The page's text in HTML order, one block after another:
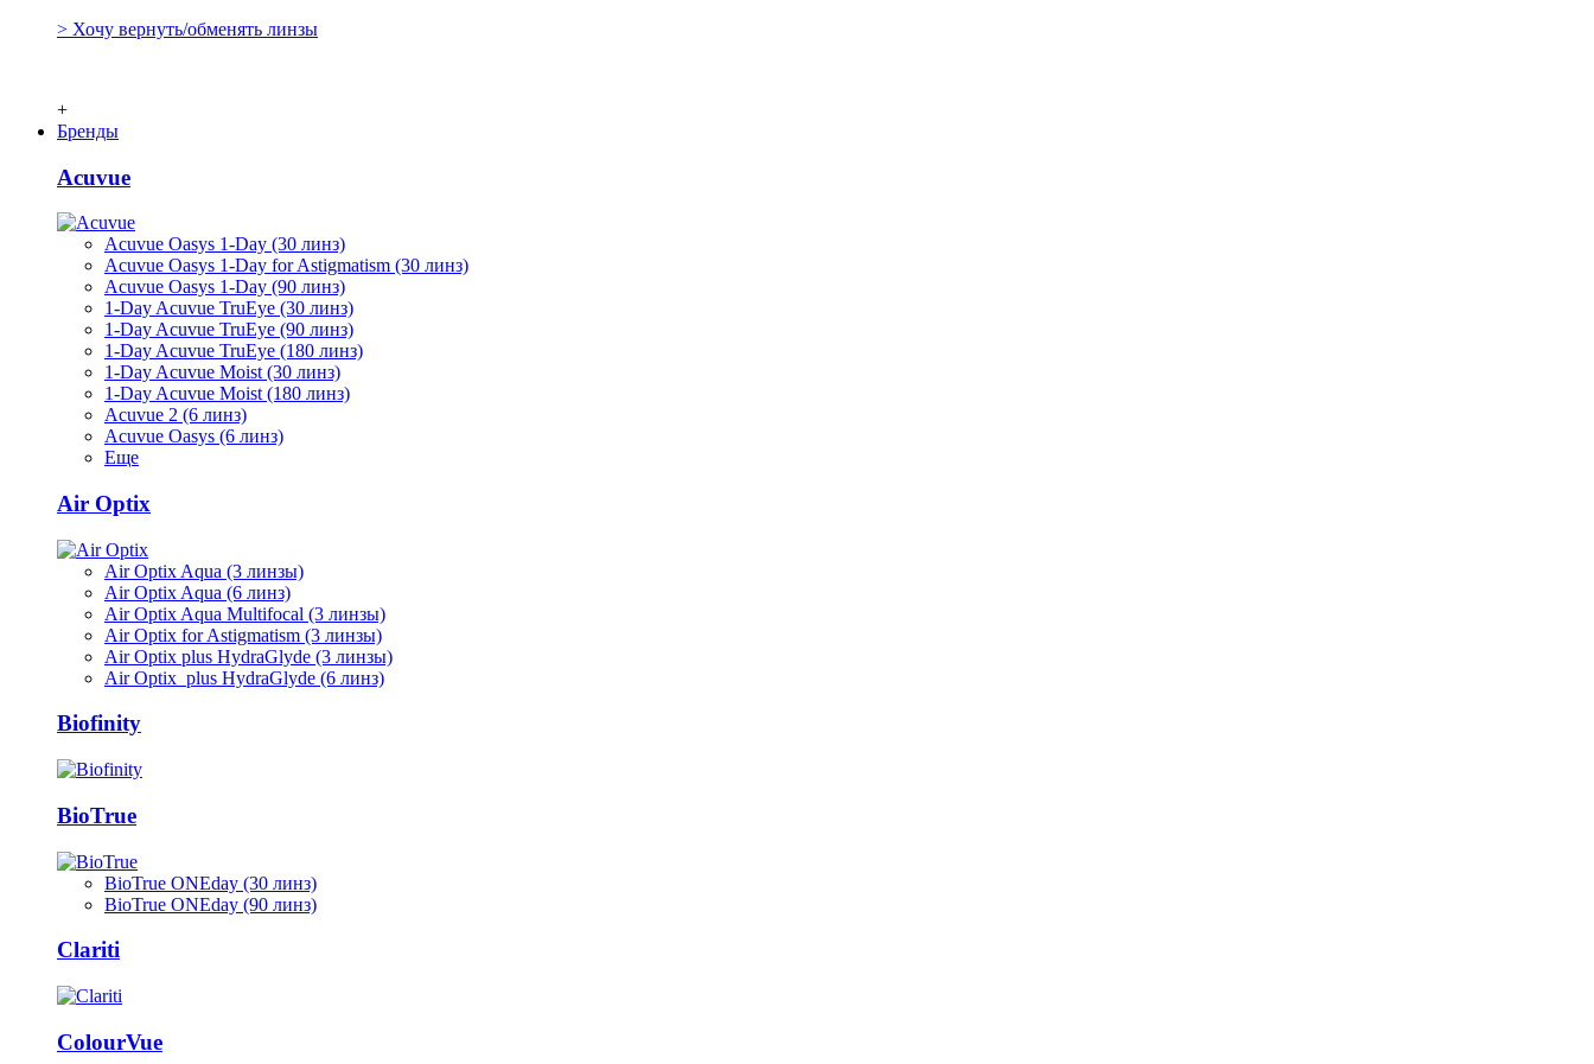
> Хочу вернуть/обменять линзы
+
Бренды
Acuvue
Acuvue Oasys 1-Day (30 линз)
Acuvue Oasys 1-Day for Astigmatism (30 линз)
Acuvue Oasys 1-Day (90 линз)
1-Day Acuvue TruEye (30 линз)
1-Day Acuvue TruEye (90 линз)
1-Day Acuvue TruEye (180 линз)
1-Day Acuvue Moist (30 линз)
1-Day Acuvue Moist (180 линз)
Acuvue 2 (6 линз)
Acuvue Oasys (6 линз)
Еще
Air Optix
Air Optix Aqua (3 линзы)
Air Optix Aqua (6 линз)
Air Optix Aqua Multifocal (3 линзы)
Air Optix for Astigmatism (3 линзы)
Air Optix plus HydraGlyde (3 линзы)
Air Optix plus HydraGlyde (6 линз)
Biofinity
BioTrue
BioTrue ONEday (30 линз)
BioTrue ONEday (90 линз)
Clariti
ColourVue